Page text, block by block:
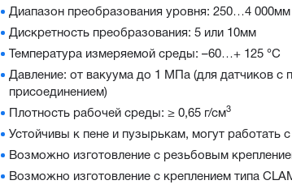
Диапазон преобразования уровня: 250…4 000мм
Дискретность преобразования: 5 или 10мм
Температура измеряемой среды: –60…+ 125 °C
Давление: от вакуума до 1 MПa (для датчиков
присоединением)
Плотность рабочей среды: ≥ 0,65 г/см3
Устойчивы к пене и пузырькам, могут работать
Возможно изготовление с резьбовым
Возможно изготовление с креплением типа